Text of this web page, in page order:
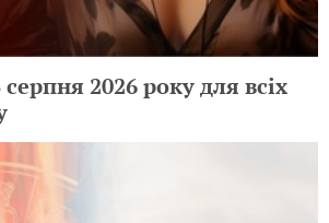
2026 року для всіх